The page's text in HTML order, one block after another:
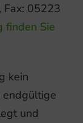
Fax: 05223
finden Sie
kein
endgültige
und